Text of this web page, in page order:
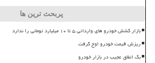
پربحث ترین ها
بازار کشش خودرو های وارداتی ۵ تا ۱۰ میلیارد تومانی را ندارد
ریزش قیمت خودرو اوج گرفت
بک اتفاق عجیب در بازار خودرو